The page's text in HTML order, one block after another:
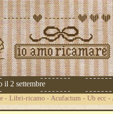
2 settembre
- Libri-ricamo - Acufactum - Ub ecc -